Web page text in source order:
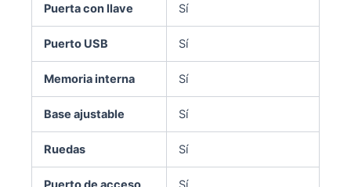
Puerta con llave Sí
Puerto USB Sí
Memoria interna Sí
Base ajustable Sí
Ruedas Sí